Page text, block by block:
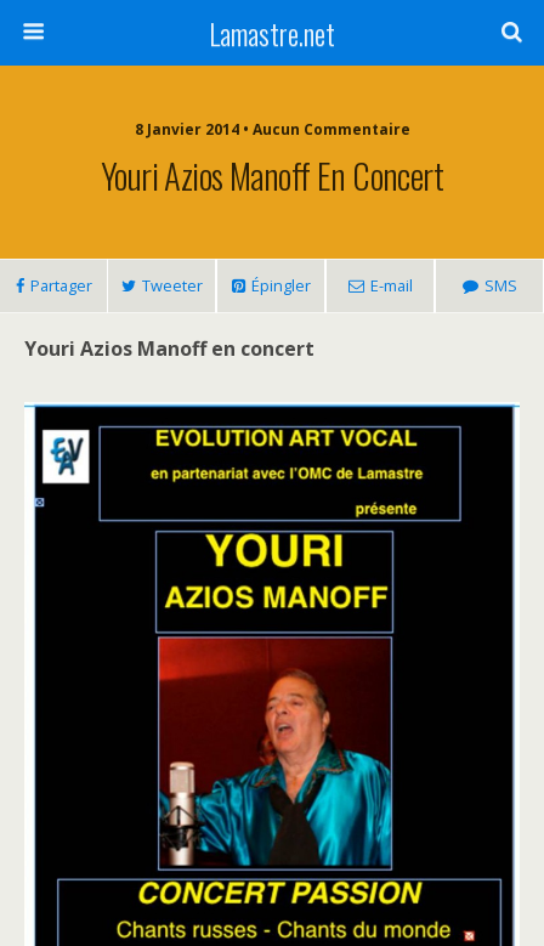
Lamastre.net
8 Janvier 2014 • Aucun Commentaire
Youri Azios Manoff En Concert
Partager Tweeter Épingler E-mail SMS
Youri Azios Manoff en concert